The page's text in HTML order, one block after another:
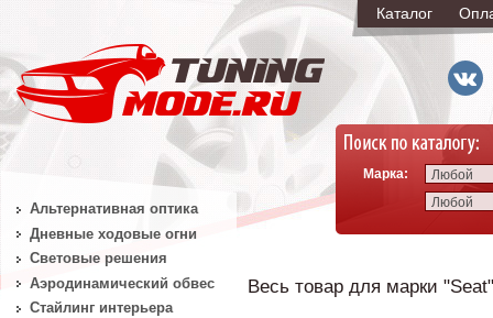
Каталог
Марка:
Любой
Любой
Весь товар для марки
Альтернативная оптика
Дневные ходовые огни
Световые решения
Аэродинамический обвес
Стайлинг интерьера